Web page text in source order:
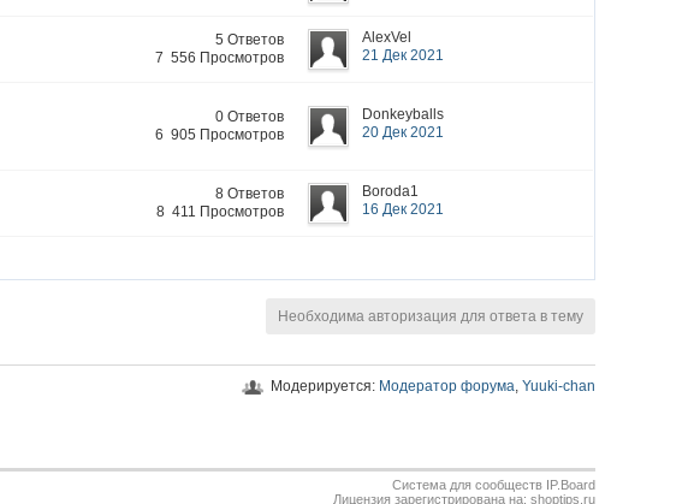
5 Ответов
7 556 Просмотров
AlexVel
21 Дек 2021
0 Ответов
6 905 Просмотров
Donkeyballs
20 Дек 2021
8 Ответов
8 411 Просмотров
Boroda1
16 Дек 2021
Необходима авторизация для ответа в тему
Модерируется: Модератор форума, Yuuki-chan
Система для сообществ IP.Board
Лицензия зарегистрирована на: shoptips.ru